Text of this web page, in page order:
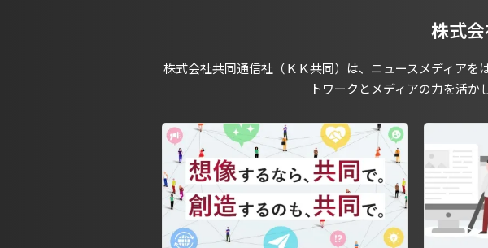
株式
株式会社共同通信社（ＫＫ共同）は、ニュースメディア
トワークとメディアの力を活